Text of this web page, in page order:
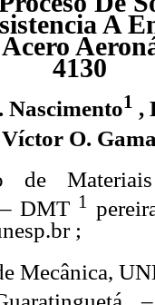
A
4130
Nascimento1 ,
O.
de
DMT 1
;
Mecânica,